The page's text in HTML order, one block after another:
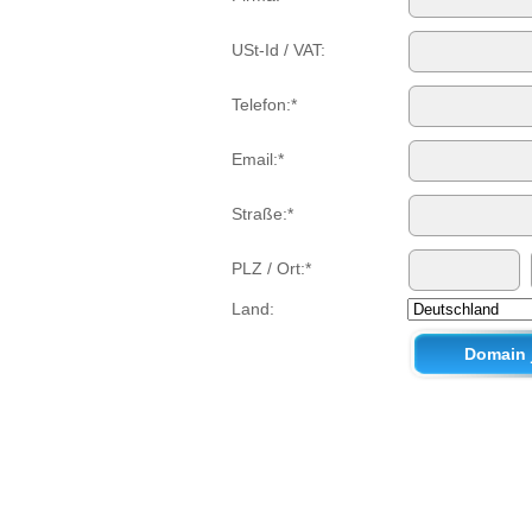
USt-Id / VAT:
Telefon:*
Email:*
Straße:*
PLZ / Ort:*
Land: